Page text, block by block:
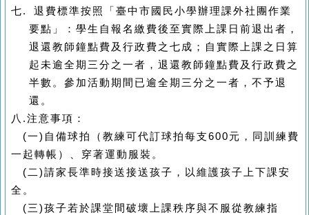
七. 退費標準按照「臺中市國民小學辦理課外社團作業
要點」：學生自報名繳費後至實際上課日前退出者，
退還教師鐘點費及行政費之七成；自實際上課之日算
起未逾全期三分之一者，退還教師鐘點費及行政費之
半數。參加活動期間已逾全期三分之一者，不予退
還。
八 .注意事項：
(一) 自備球拍（教練可代訂球拍每支600元，同訓練費
一起轉帳）、穿著運動服裝。
( 二)請家長準時接送接送孩子，以維護孩子上下課安
全。
(三)孩子若於課堂間破壞上課秩序與不服從教練指